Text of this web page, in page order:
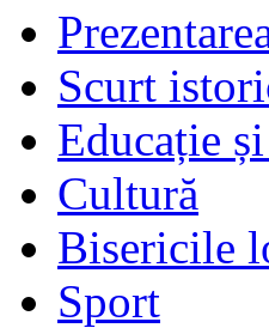
Scurt
Educație
Cultură
Bisericile
Sport